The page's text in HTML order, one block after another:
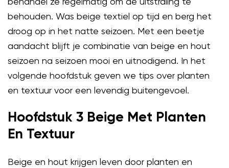
behouden. Was beige textiel op tijd en berg het
droog op in het natte seizoen. Met een beetje
aandacht blijft je combinatie van beige en hout
seizoen na seizoen mooi en uitnodigend. In het
volgende hoofdstuk geven we tips over planten
en textuur voor een levendig buitengevoel.
Hoofdstuk 3 Beige Met Planten
En Textuur
Beige en hout krijgen leven door planten en